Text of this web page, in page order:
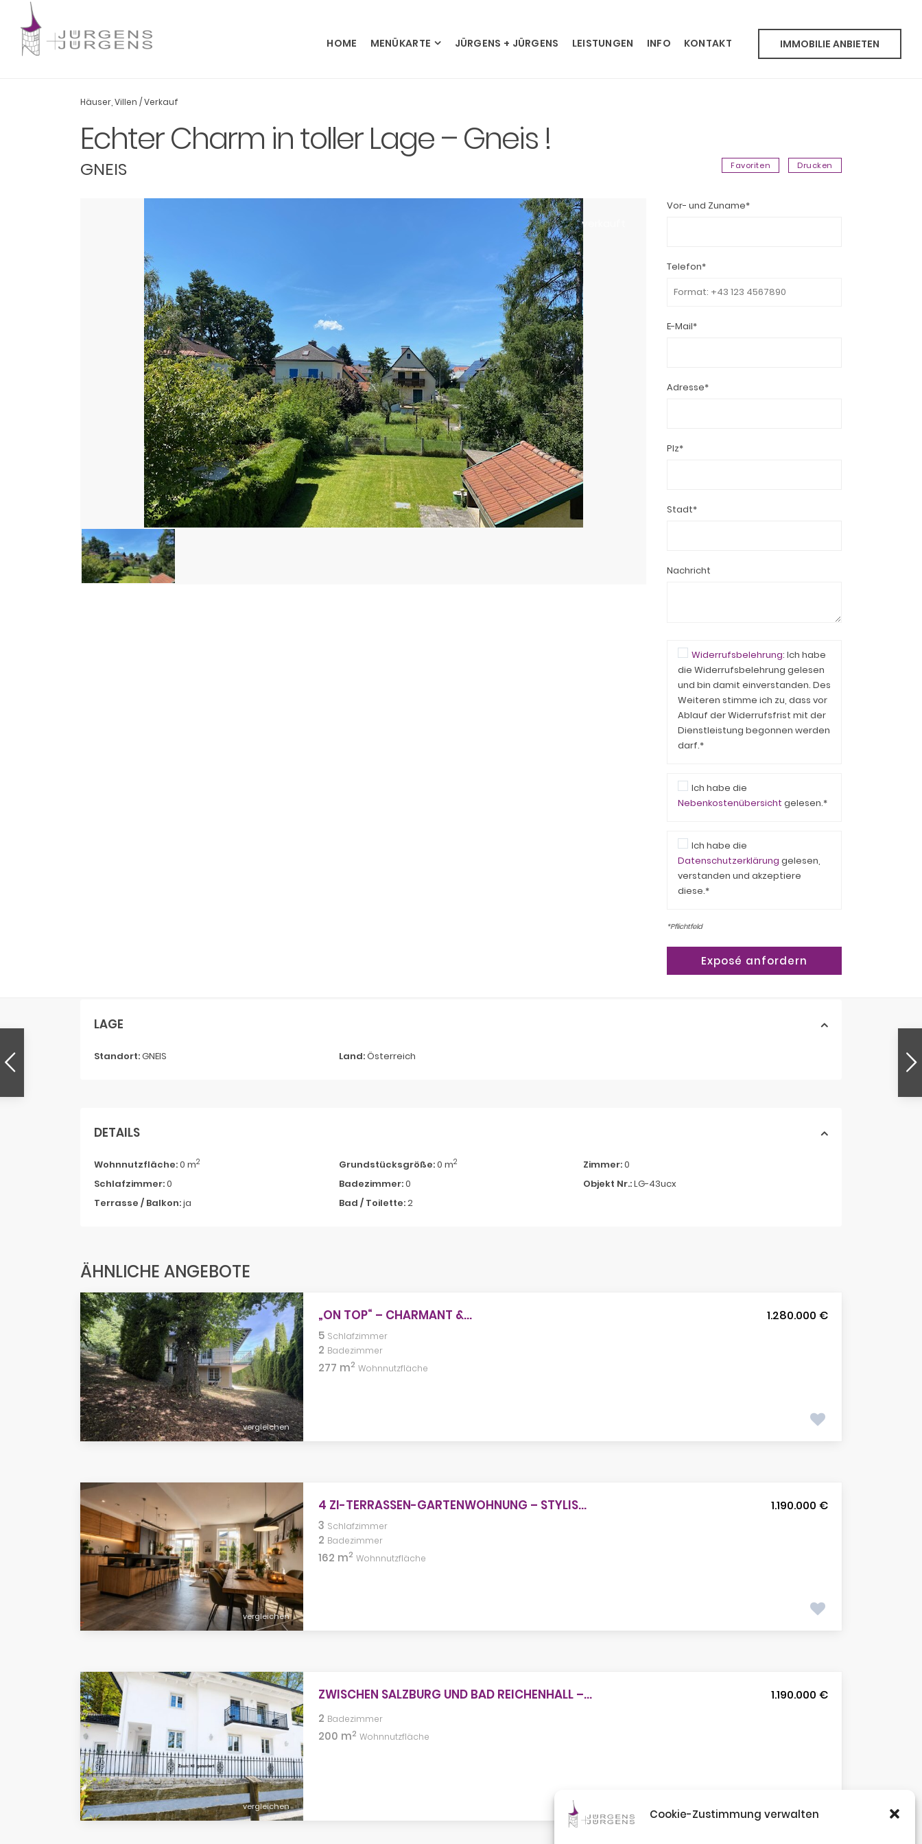
Cookie-Zustimmung verwalten
IMMOBILIE ANBIETEN
HOME MENÜKARTE JÜRGENS + JÜRGENS LEISTUNGEN INFO KONTAKT
Häuser Villen /Verkauf
Echter Charm in toller Lage – Gneis !
GNEIS Favoriten Drucken
verkauft
Vor- und Zuname*
Telefon*
E-Mail*
Adresse*
Plz*
Stadt*
Nachricht
Widerrufsbelehrung: Ich habe
die Widerrufsbelehrung gelesen
und bin damit einverstanden. Des
Weiteren stimme ich zu, dass vor
Ablauf der Widerrufsfrist mit der
Dienstleistung begonnen werden
darf.*
Ich habe die
Nebenkostenübersicht gelesen.*
Ich habe die
Datenschutzerklärung gelesen,
verstanden und akzeptiere
diese.*
*Pflichtfeld
LAGE
Standort:GNEIS Land:Österreich
DETAILS
Wohnnutzfläche:0 m2 Grundstücksgröße:0 m2 Zimmer:0
Schlafzimmer:0 Badezimmer:0 Objekt Nr.:LG-43ucx
Terrasse / Balkon:ja Bad / Toilette:2
ÄHNLICHE ANGEBOTE
vergleichen
„ON TOP“ – CHARMANT &... 1.280.000 €
5 Schlafzimmer
2 Badezimmer
277 m2 Wohnnutzfläche
vergleichen
4 ZI-TERRASSEN-GARTENWOHNUNG – STYLIS... 1.190.000 €
3 Schlafzimmer
2 Badezimmer
162 m2 Wohnnutzfläche
vergleichen
ZWISCHEN SALZBURG UND BAD REICHENHALL –... 1.190.000 €
2 Badezimmer
200 m2 Wohnnutzfläche